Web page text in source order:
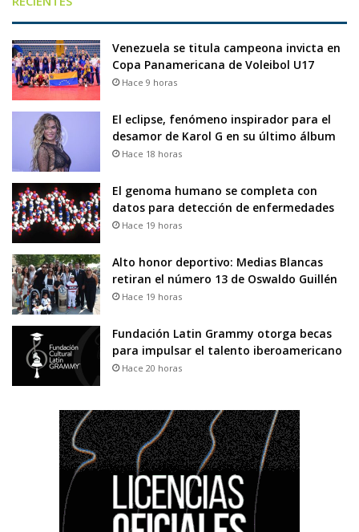
Venezuela se titula campeona invicta en
Copa Panamericana de Voleibol U17
Hace 9 horas
El eclipse, fenómeno inspirador para el
desamor de Karol G en su último álbum
Hace 18 horas
El genoma humano se completa con
datos para detección de enfermedades
Hace 19 horas
Alto honor deportivo: Medias Blancas
retiran el número 13 de Oswaldo Guillén
Hace 19 horas
Fundación Latin Grammy otorga becas
para impulsar el talento iberoamericano
Hace 20 horas